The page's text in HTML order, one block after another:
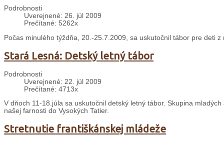
Podrobnosti
Uverejnené: 26. júl 2009
Prečítané: 5262x
Počas minulého týždňa, 20.-25.7.2009, sa uskutočnil tábor pre deti z
Stará Lesná: Detský letný tábor
Podrobnosti
Uverejnené: 22. júl 2009
Prečítané: 4713x
V dňoch 11-18.júla sa uskutočnil detský letný tábor. Skupina
našej farnosti do Vysokých Tatier.
Stretnutie františkánskej mládeže